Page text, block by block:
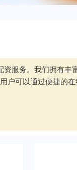
服务。我们拥有丰
可以通过便捷的在